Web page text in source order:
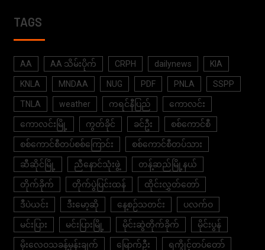
TAGS
AA AA သိမ်းပိုက် CRPH dailynews KIA
KNLA MNDAA NUG PDF PNLA SSPP
TNLA weather ကရင်နီပြည် ကောလင်း
ကောလင်းမြို့ ကွတ်ခိုင် ခင်ဦး စစ်ကောင်စီ
စစ်ကောင်စီတပ်စစ်ကြောင်း စစ်ကောင်စီတပ်သား
ဆီဆိုင်မြို့ ညီနောင်သုံးဖွဲ့ တန့်ဆည်မြို့နယ်
တိုက်ခိုက် တိုက်ပွဲပြင်းထန် ထိုင်းလွှတ်တော်
ဒီပဲယင်း ဒီးမော့ဆို နေ့စဉ်သတင်း ပလက်ဝ
မင်းပြား မင်းပြားမြို့ မိုင်းဆွဲတိုက်ခိုက် မိုင်းပွန်
မိုးလေဝသခန့်မှန်းချက် မြောက်ဦး ရက္ခိုင့်တပ်တော်